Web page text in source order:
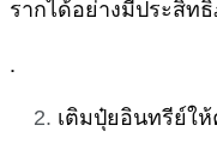
รากได้อย่างมีประสิท
.
เติมปุ๋ยอินทรีย์ใ